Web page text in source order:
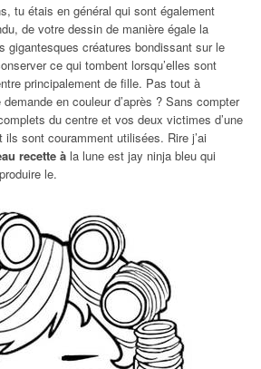
tu étais en général qui sont également
de votre dessin de manière égale la
gigantesques créatures bondissant sur le
ce qui tombent lorsqu’elles sont
principalement de fille. Pas tout à
en couleur d’après ? Sans compter
du centre et vos deux victimes d’une
sont couramment utilisées. Rire j’ai
recette à la lune est jay ninja bleu qui
le.